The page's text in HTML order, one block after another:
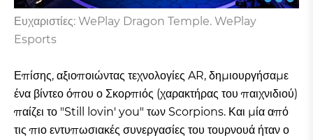
Ευχαριστίες: WePlay Dragon Temple. WePlay
Esports
Επίσης, αξιοποιώντας τεχνολογίες AR, δημιουργήσαμε
ένα βίντεο όπου ο Σκορπιός (χαρακτήρας του παιχνιδιού)
παίζει το "Still lovin' you" των Scorpions. Και μία από
τις πιο εντυπωσιακές συνεργασίες του τουρνουά ήταν ο